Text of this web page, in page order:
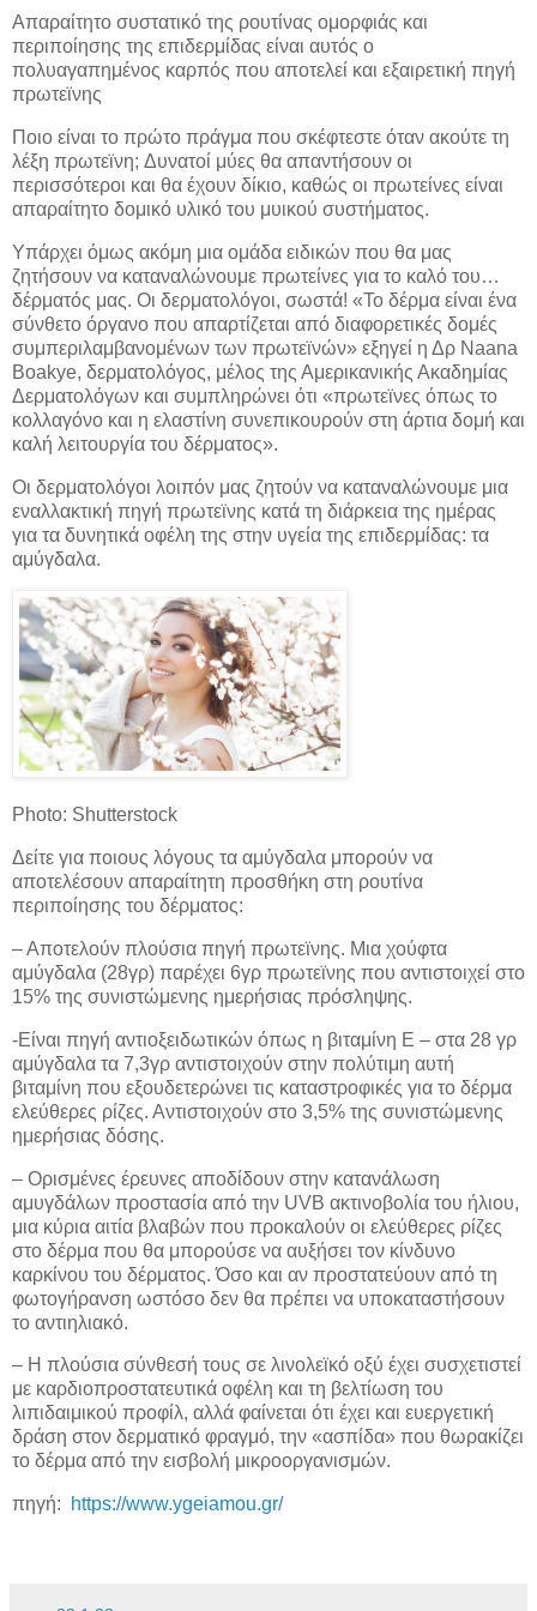
Απαραίτητο συστατικό της ρουτίνας ομορφιάς και
περιποίησης της επιδερμίδας είναι αυτός ο
πολυαγαπημένος καρπός που αποτελεί και εξαιρετική πηγή
πρωτεϊνης
Ποιο είναι το πρώτο πράγμα που σκέφτεστε όταν ακούτε τη
λέξη πρωτεϊνη; Δυνατοί μύες θα απαντήσουν οι
περισσότεροι και θα έχουν δίκιο, καθώς οι πρωτείνες είναι
απαραίτητο δομικό υλικό του μυικού συστήματος.
Υπάρχει όμως ακόμη μια ομάδα ειδικών που θα μας
ζητήσουν να καταναλώνουμε πρωτείνες για το καλό του…
δέρματός μας. Οι δερματολόγοι, σωστά! «Το δέρμα είναι ένα
σύνθετο όργανο που απαρτίζεται από διαφορετικές δομές
συμπεριλαμβανομένων των πρωτεϊνών» εξηγεί η Δρ Naana
Boakye, δερματολόγος, μέλος της Αμερικανικής Ακαδημίας
Δερματολόγων και συμπληρώνει ότι «πρωτεϊνες όπως το
κολλαγόνο και η ελαστίνη συνεπικουρούν στη άρτια δομή και
καλή λειτουργία του δέρματος».
Οι δερματολόγοι λοιπόν μας ζητούν να καταναλώνουμε μια
εναλλακτική πηγή πρωτεϊνης κατά τη διάρκεια της ημέρας
για τα δυνητικά οφέλη της στην υγεία της επιδερμίδας: τα
αμύγδαλα.
Photo: Shutterstock
Δείτε για ποιους λόγους τα αμύγδαλα μπορούν να
αποτελέσουν απαραίτητη προσθήκη στη ρουτίνα
περιποίησης του δέρματος:
– Αποτελούν πλούσια πηγή πρωτεϊνης. Μια χούφτα
αμύγδαλα (28γρ) παρέχει 6γρ πρωτεϊνης που αντιστοιχεί στο
15% της συνιστώμενης ημερήσιας πρόσληψης.
-Είναι πηγή αντιοξειδωτικών όπως η βιταμίνη Ε – στα 28 γρ
αμύγδαλα τα 7,3γρ αντιστοιχούν στην πολύτιμη αυτή
βιταμίνη που εξουδετερώνει τις καταστροφικές για το δέρμα
ελεύθερες ρίζες. Αντιστοιχούν στο 3,5% της συνιστώμενης
ημερήσιας δόσης.
– Ορισμένες έρευνες αποδίδουν στην κατανάλωση
αμυγδάλων προστασία από την UVB ακτινοβολία του ήλιου,
μια κύρια αιτία βλαβών που προκαλούν οι ελεύθερες ρίζες
στο δέρμα που θα μπορούσε να αυξήσει τον κίνδυνο
καρκίνου του δέρματος. Όσο και αν προστατεύουν από τη
φωτογήρανση ωστόσο δεν θα πρέπει να υποκαταστήσουν
το αντιηλιακό.
– Η πλούσια σύνθεσή τους σε λινολεϊκό οξύ έχει συσχετιστεί
με καρδιοπροστατευτικά οφέλη και τη βελτίωση του
λιπιδαιμικού προφίλ, αλλά φαίνεται ότι έχει και ευεργετική
δράση στον δερματικό φραγμό, την «ασπίδα» που θωρακίζει
το δέρμα από την εισβολή μικροοργανισμών.
πηγή: https://www.ygeiamou.gr/